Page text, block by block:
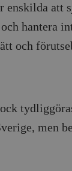
enskilda att
hantera
och
men
månad
1 år
minuter
Dessa kakor